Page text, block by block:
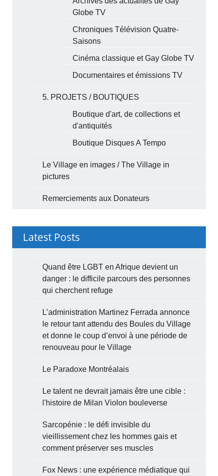
Globe TV
Chroniques Télévision Quatre-
Saisons
Cinéma classique et Gay Globe TV
Documentaires et émissions TV
5. PROJETS / BOUTIQUES
Boutique d'art, de collections et
d'antiquités
Boutique Disques A Tempo
Le Village en images / The Village in
pictures
Remerciements aux Donateurs
Latest Posts
Quand être LGBT en Afrique devient un
danger : le difficile parcours des personnes
qui cherchent refuge
L’administration Martinez Ferrada annonce
le retour tant attendu des Boules du Village
et donne le coup d’envoi à une période de
renouveau pour le Village
Le Paradoxe Montréalais
Le talent ne devrait jamais être une cible :
l'histoire de Milan Violon bouleverse
Sarcopénie : le défi invisible du
vieillissement chez les hommes gais et
comment préserver ses muscles
Fox News : une expérience médiatique qui